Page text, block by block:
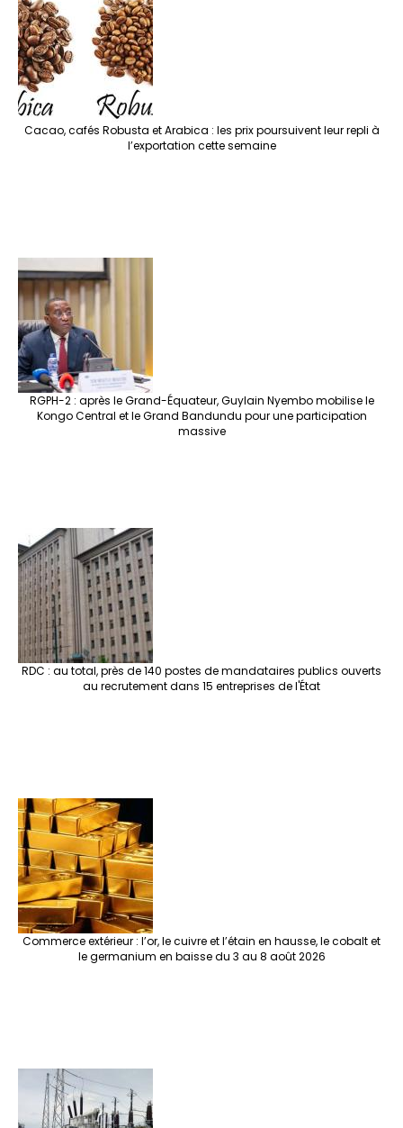
Cacao, cafés Robusta et Arabica : les prix poursuivent leur repli à
l’exportation cette semaine
RGPH-2 : après le Grand-Équateur, Guylain Nyembo mobilise le
Kongo Central et le Grand Bandundu pour une participation
massive
RDC : au total, près de 140 postes de mandataires publics ouverts
au recrutement dans 15 entreprises de l'État
Commerce extérieur : l’or, le cuivre et l’étain en hausse, le cobalt et
le germanium en baisse du 3 au 8 août 2026